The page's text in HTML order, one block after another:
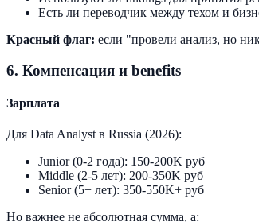
Есть ли переводчик между техом и
Красный флаг: если "провели анализ, но
6. Компенсация и benefits
Зарплата
Для Data Analyst в Russia (2026):
Junior (0-2 года): 150-200K руб
Middle (2-5 лет): 200-350K руб
Senior (5+ лет): 350-550K+ руб
Но важнее не абсолютная сумма, а: